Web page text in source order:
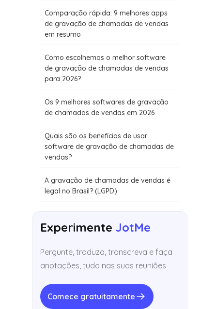
Comparação rápida: 9 melhores apps
de gravação de chamadas de vendas
em resumo
Como escolhemos o melhor software
de gravação de chamadas de vendas
para 2026?
Os 9 melhores softwares de gravação
de chamadas de vendas em 2026
Quais são os benefícios de usar
software de gravação de chamadas de
vendas?
A gravação de chamadas de vendas é
legal no Brasil? (LGPD)
ExperimenteJotMe
Pergunte, traduza, transcreva e faça
anotações, tudo nas suas reuniões
Comece gratuitamente